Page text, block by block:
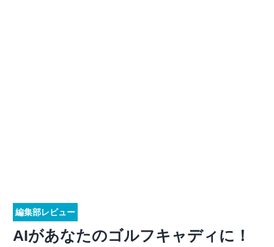
編集部レビュー
AIがあなたのゴルフキャディに！